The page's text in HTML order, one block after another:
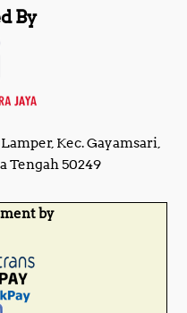
By
Lamper, Kec. Gayamsari,
Tengah 50249
by